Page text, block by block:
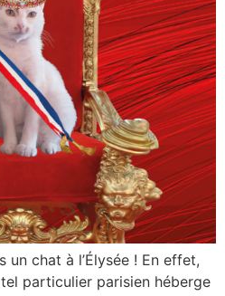
un chat à l’Élysée ! En effet,
particulier parisien héberge